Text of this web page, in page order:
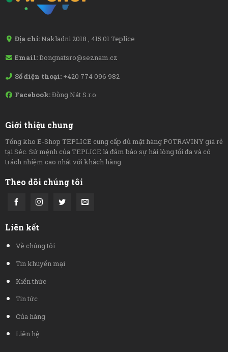
Địa chỉ: Nakladni 2018 , 415 01 Teplice
Email:Dongnatsro@seznam.cz
Số điện thoại: +420 774 096 982
Facebook:Đồng Nát S.r.o
Giới thiệu chung
Tổng kho E-Shop TEPLICE cung cấp đủ mặt hàng POTRAVINY giá rẻ
tại Séc. Sứ mệnh của TEPLICE là đảm bảo sự hài lòng tối đa và có
trách nhiệm cao nhất với khách hàng
Theo dõi chúng tôi
Liên kết
Về chúng tôi
Tin khuyến mại
Kiến thức
Tin tức
Của hàng
Liên hệ